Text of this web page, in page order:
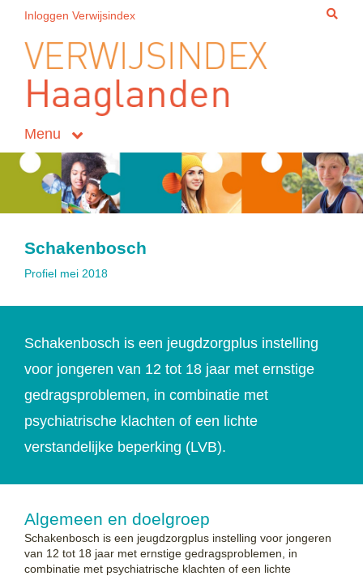
Inloggen Verwijsindex
Menu
Schakenbosch
Profiel mei 2018
Schakenbosch is een jeugdzorgplus instelling
voor jongeren van 12 tot 18 jaar met ernstige
gedragsproblemen, in combinatie met
psychiatrische klachten of een lichte
verstandelijke beperking (LVB).
Algemeen en doelgroep
Schakenbosch is een jeugdzorgplus instelling voor jongeren
van 12 tot 18 jaar met ernstige gedragsproblemen, in
combinatie met psychiatrische klachten of een lichte